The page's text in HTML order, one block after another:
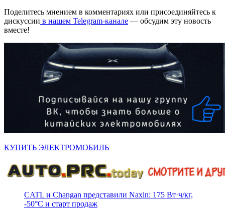
Поделитесь мнением в комментариях или присоединяйтесь к
дискуссии в нашем Telegram-канале — обсудим эту новость
вместе!
КУПИТЬ ЭЛЕКТРОМОБИЛЬ
CATL и Changan представили Naxin: 175 Вт·ч/кг,
-50°C и старт продаж